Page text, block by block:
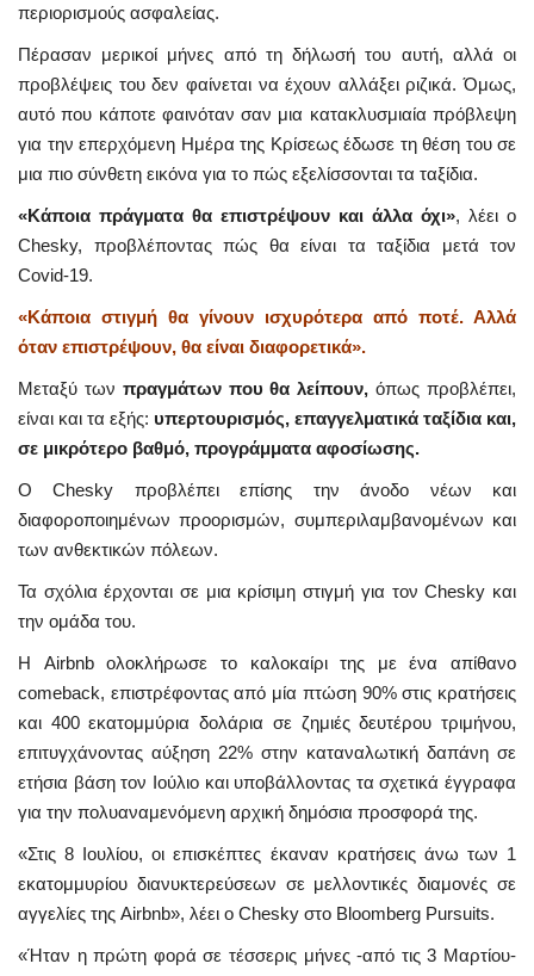
περιορισμούς ασφαλείας.
Πέρασαν μερικοί μήνες από τη δήλωσή του αυτή, αλλά οι
προβλέψεις του δεν φαίνεται να έχουν αλλάξει ριζικά. Όμως,
αυτό που κάποτε φαινόταν σαν μια κατακλυσμιαία πρόβλεψη
για την επερχόμενη Ημέρα της Κρίσεως έδωσε τη θέση του σε
μια πιο σύνθετη εικόνα για το πώς εξελίσσονται τα ταξίδια.
«Κάποια πράγματα θα επιστρέψουν και άλλα όχι», λέει ο
Chesky, προβλέποντας πώς θα είναι τα ταξίδια μετά τον
Covid-19.
«Κάποια στιγμή θα γίνουν ισχυρότερα από ποτέ. Αλλά
όταν επιστρέψουν, θα είναι διαφορετικά».
Μεταξύ των πραγμάτων που θα λείπουν, όπως προβλέπει,
είναι και τα εξής: υπερτουρισμός, επαγγελματικά ταξίδια και,
σε μικρότερο βαθμό, προγράμματα αφοσίωσης.
Ο Chesky προβλέπει επίσης την άνοδο νέων και
διαφοροποιημένων προορισμών, συμπεριλαμβανομένων και
των ανθεκτικών πόλεων.
Τα σχόλια έρχονται σε μια κρίσιμη στιγμή για τον Chesky και
την ομάδα του.
Η Airbnb ολοκλήρωσε το καλοκαίρι της με ένα απίθανο
comeback, επιστρέφοντας από μία πτώση 90% στις κρατήσεις
και 400 εκατομμύρια δολάρια σε ζημιές δευτέρου τριμήνου,
επιτυγχάνοντας αύξηση 22% στην καταναλωτική δαπάνη σε
ετήσια βάση τον Ιούλιο και υποβάλλοντας τα σχετικά έγγραφα
για την πολυαναμενόμενη αρχική δημόσια προσφορά της.
«Στις 8 Ιουλίου, οι επισκέπτες έκαναν κρατήσεις άνω των 1
εκατομμυρίου διανυκτερεύσεων σε μελλοντικές διαμονές σε
αγγελίες της Airbnb», λέει ο Chesky στο Bloomberg Pursuits.
«Ήταν η πρώτη φορά σε τέσσερις μήνες -από τις 3 Μαρτίου-